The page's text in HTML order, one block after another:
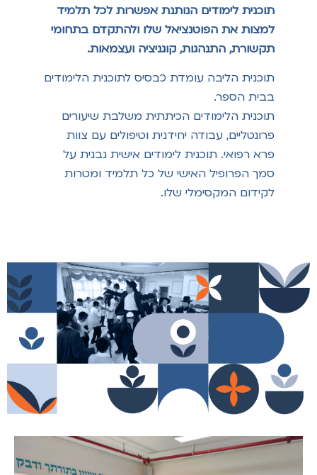
תוכנית לימודים הנותנת אפשרות לכל תלמיד
למצות את הפוטנציאל שלו ולהתקדם בתחומי
תקשורת, התנהגות, קוגניציה ועצמאות.
תוכנית הליבה עומדת כבסיס לתוכנית הלימודים
בבית הספר.
תוכנית הלימודים הכיתתית משלבת שיעורים
פרונטליים, עבודה יחידנית וטיפולים עם צוות
פרא רפואי. תוכנית לימודים אישית נבנית על
סמך הפרופיל האישי של כל תלמיד ומטרות
לקידום המקסימלי שלו.